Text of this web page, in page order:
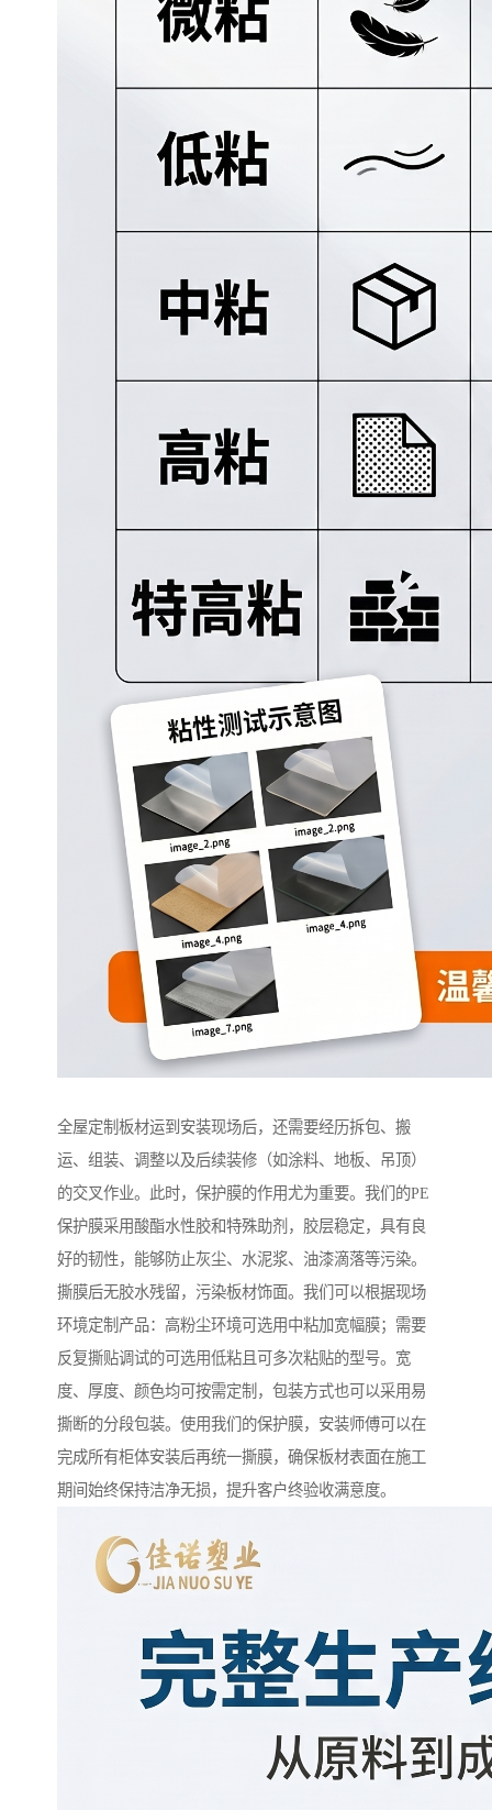
全屋定制板材运到安装现场后，还需要经历拆包、搬
运、组装、调整以及后续装修（如涂料、地板、吊顶）
的交叉作业。此时，保护膜的作用尤为重要。我们的PE
保护膜采用酸酯水性胶和特殊助剂，胶层稳定，具有良
好的韧性，能够防止灰尘、水泥浆、油漆滴落等污染。
撕膜后无胶水残留，污染板材饰面。我们可以根据现场
环境定制产品：高粉尘环境可选用中粘加宽幅膜；需要
反复撕贴调试的可选用低粘且可多次粘贴的型号。宽
度、厚度、颜色均可按需定制，包装方式也可以采用易
撕断的分段包装。使用我们的保护膜，安装师傅可以在
完成所有柜体安装后再统一撕膜，确保板材表面在施工
期间始终保持洁净无损，提升客户终验收满意度。